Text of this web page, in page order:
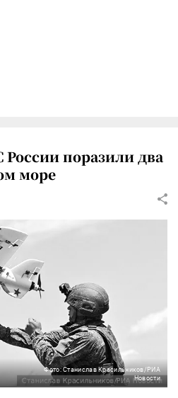
поразили два
море
Фото: Станислав Красильников/РИА
Новости